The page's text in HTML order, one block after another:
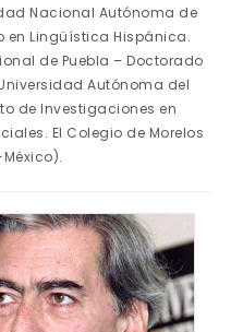
Nacional Autónoma de
en Lingüística Hispánica.
de Puebla – Doctorado
Autónoma del
de Investigaciones en
El Colegio de Morelos